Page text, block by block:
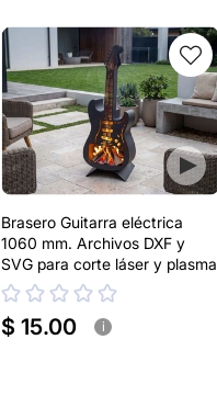
Brasero Guitarra eléctrica
1060 mm. Archivos DXF y
SVG para corte láser y plasma
$ 15.00 i